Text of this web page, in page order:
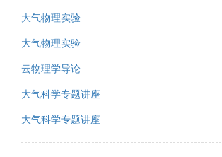
大气物理实验
大气物理实验
云物理学导论
大气科学专题讲座
大气科学专题讲座